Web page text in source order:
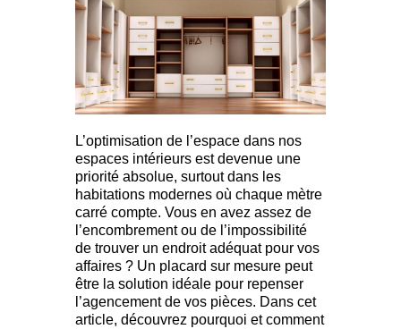
L’optimisation de l’espace dans nos
espaces intérieurs est devenue une
priorité absolue, surtout dans les
habitations modernes où chaque mètre
carré compte. Vous en avez assez de
l’encombrement ou de l’impossibilité
de trouver un endroit adéquat pour vos
affaires ? Un placard sur mesure peut
être la solution idéale pour repenser
l’agencement de vos pièces. Dans cet
article, découvrez pourquoi et comment